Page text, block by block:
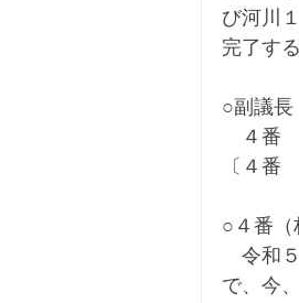
び河川
完了す
○副議長
４番　
〔４番
○４番（
令和５
で、今